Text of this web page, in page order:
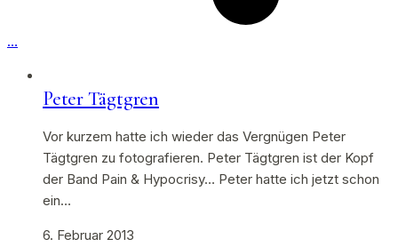
…
Peter Tägtgren
Vor kurzem hatte ich wieder das Vergnügen Peter
Tägtgren zu fotografieren. Peter Tägtgren ist der Kopf
der Band Pain & Hypocrisy… Peter hatte ich jetzt schon
ein…
6. Februar 2013